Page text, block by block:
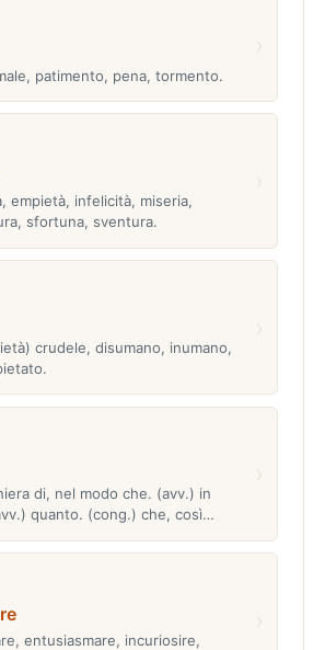
patimento, pena, tormento.
empietà, infelicità, miseria,
sfortuna, sventura.
crudele, disumano, inumano,
di, nel modo che. (avv.) in
quanto. (cong.) che, così…
entusiasmare, incuriosire,